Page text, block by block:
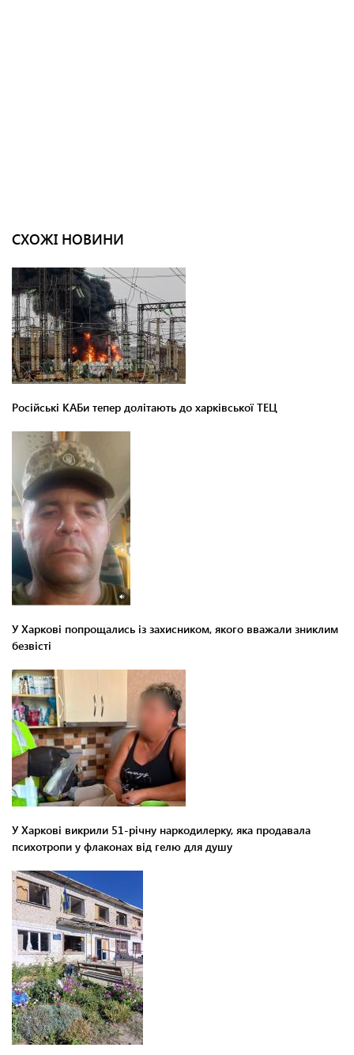
СХОЖІ НОВИНИ
Російські КАБи тепер долітають до харківської ТЕЦ
У Харкові попрощались із захисником, якого вважали зниклим
безвісті
У Харкові викрили 51-річну наркодилерку, яка продавала
психотропи у флаконах від гелю для душу